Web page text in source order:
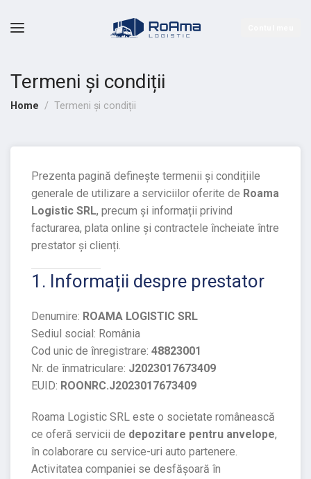
Termeni și condiții
Home Termeni și condiții
Prezenta pagină definește termenii și condițiile
generale de utilizare a serviciilor oferite de Roama
Logistic SRL, precum și informații privind
facturarea, plata online și contractele încheiate între
prestator și clienți.
1. Informații despre prestator
Denumire: ROAMA LOGISTIC SRL
Sediul social: România
Cod unic de înregistrare: 48823001
Nr. de înmatriculare: J2023017673409
EUID: ROONRC.J2023017673409
Roama Logistic SRL este o societate românească
ce oferă servicii de depozitare pentru anvelope,
în colaborare cu service-uri auto partenere.
Activitatea companiei se desfășoară în